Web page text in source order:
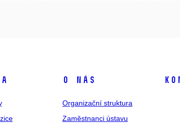
O nás
Organizační struktura
Zaměstnanci ústavu